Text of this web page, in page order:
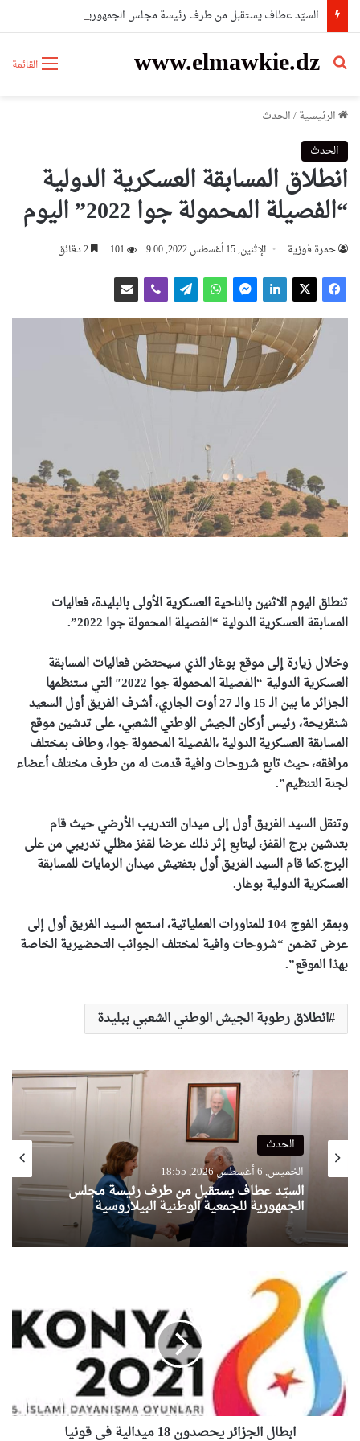
القائمة www.elmawkie.dz
بحث عن
الرئيسية/الحدث
الحدث
انطلاق المسابقة العسكرية الدولية
“الفصيلة المحمولة جوا 2022” اليوم
حمرة فوزية الإثنين, 15 أغسطس 2022, 9:00 101
تنطلق اليوم الاثنين بالناحية العسكرية الأولى بالبليدة، فعاليات
المسابقة العسكرية الدولية “الفصيلة المحمولة جوا 2022”.
وخلال زيارة إلى موقع بوغار الذي سيحتضن فعاليات المسابقة
العسكرية الدولية “الفصيلة المحمولة جوا 2022″ التي ستنظمها
الجزائر ما بين الـ 15 والـ 27 أوت الجاري، أشرف الفريق أول السعيد
شنقريحة، رئيس أركان الجيش الوطني الشعبي، على تدشين موقع
المسابقة العسكرية الدولية ،الفصيلة المحمولة جوا، وطاف بمختلف
مرافقه، حيث تابع شروحات وافية قدمت له من طرف مختلف أعضاء
لجنة التنظيم”.
وتنقل السيد الفريق أول إلى ميدان التدريب الأرضي حيث قام
بتدشين برج القفز، ليتابع إثر ذلك عرضا لقفز مظلي تدريبي من على
البرج.كما قام السيد الفريق أول بتفتيش ميدان الرمايات للمسابقة
العسكرية الدولية بوغار.
وبمقر الفوج 104 للمناورات العملياتية، استمع السيد الفريق أول إلى
عرض تضمن “شروحات وافية لمختلف الجوانب التحضيرية الخاصة
بهذا الموقع”.
انطلاق رطوبة الجيش الوطني الشعبي ببليدة
الحدث
الخميس, 6 أغسطس 2026, 18:55
السيّد عطاف يستقبل من طرف رئيسة مجلس
الجمهورية للجمعية الوطنية البيلاروسية
ا
ج
ز
ابطال الجزائر يحصدون 18 ميدالية في قونيا